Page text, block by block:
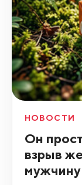
НОВОСТИ
Он
взрыв
мужчину